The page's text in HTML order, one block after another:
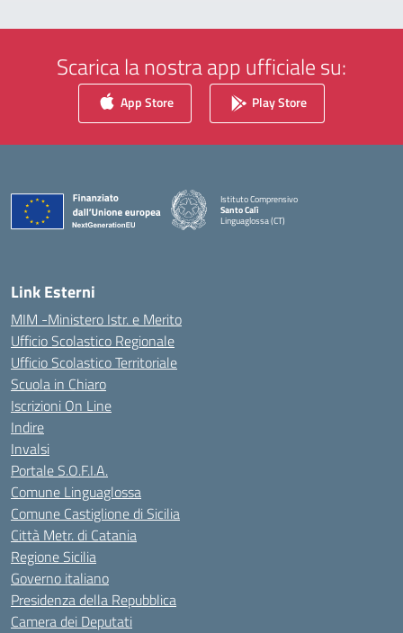
Scarica la nostra app ufficiale su:
App Store Play Store
Istituto Comprensivo
Santo Calì
Linguaglossa (CT)
— Visita la pagina iniziale della scuola
Link Esterni
MIM -Ministero Istr. e Merito
Ufficio Scolastico Regionale
Ufficio Scolastico Territoriale
Scuola in Chiaro
Iscrizioni On Line
Indire
Invalsi
Portale S.O.F.I.A.
Comune Linguaglossa
Comune Castiglione di Sicilia
Città Metr. di Catania
Regione Sicilia
Governo italiano
Presidenza della Repubblica
Camera dei Deputati